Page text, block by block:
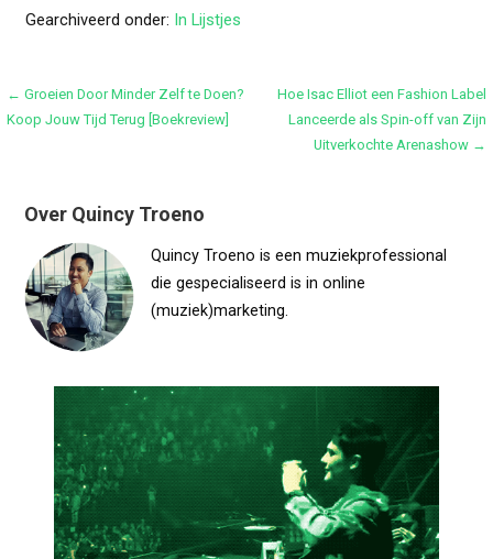
Gearchiveerd onder: In Lijstjes
Bericht
← Groeien Door Minder Zelf te Doen?
Koop Jouw Tijd Terug [Boekreview]
Hoe Isac Elliot een Fashion Label
Lanceerde als Spin-off van Zijn
Uitverkochte Arenashow →
Over Quincy Troeno
Quincy Troeno is een muziekprofessional
die gespecialiseerd is in online
(muziek)marketing.